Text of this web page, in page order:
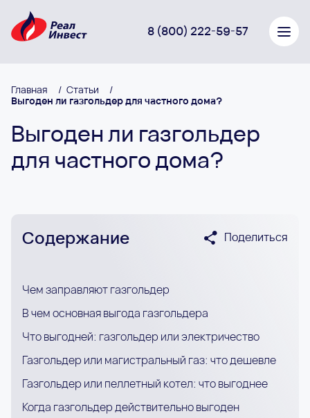
8 (800) 222-59-57
Главная / Статьи
/
Выгоден ли газгольдер для частного дома?
Выгоден ли газгольдер
для частного дома?
Содержание
Чем заправляют газгольдер
В чем основная выгода газгольдера
Что выгодней: газгольдер или электричество
Газгольдер или магистральный газ: что дешевле
Газгольдер или пеллетный котел: что выгоднее
Когда газгольдер действительно выгоден
Поделиться